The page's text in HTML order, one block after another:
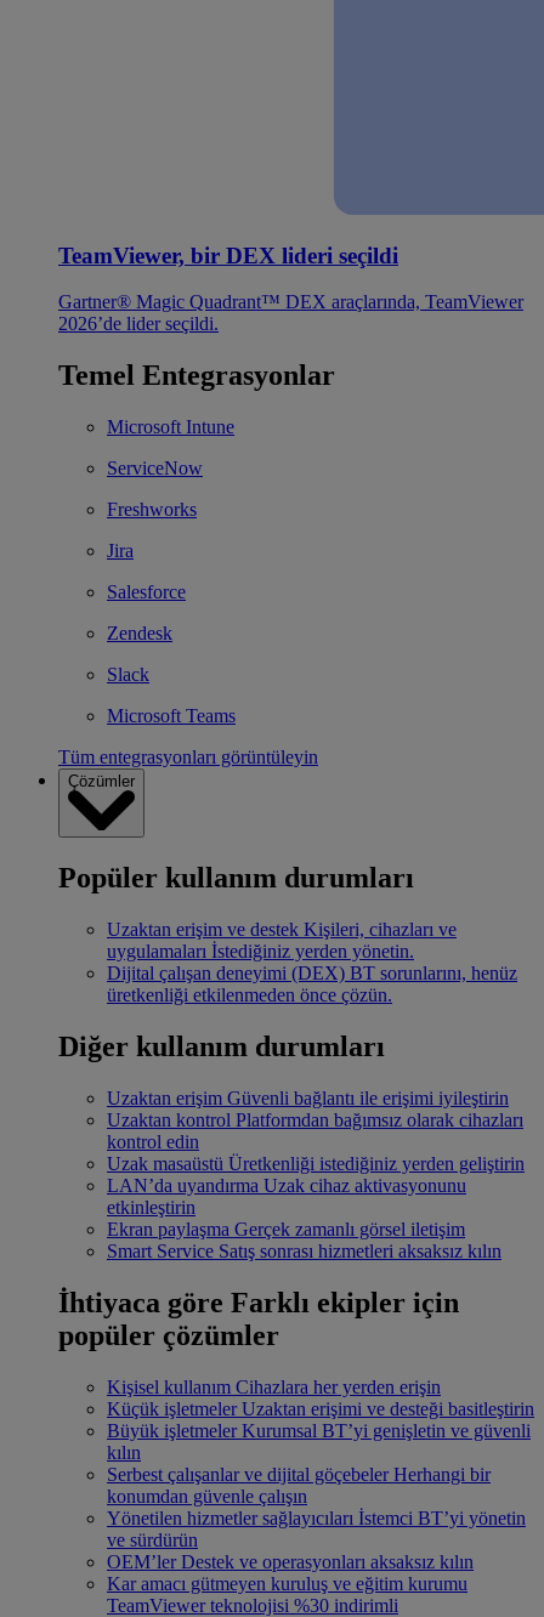
TeamViewer, bir DEX lideri seçildi
Gartner® Magic Quadrant™ DEX araçlarında, TeamViewer
2026’de lider seçildi.
Temel Entegrasyonlar
Microsoft Intune
ServiceNow
Freshworks
Jira
Salesforce
Zendesk
Slack
Microsoft Teams
Tüm entegrasyonları görüntüleyin
Çözümler
Popüler kullanım durumları
Uzaktan erişim ve destek Kişileri, cihazları ve
uygulamaları İstediğiniz yerden yönetin.
Dijital çalışan deneyimi (DEX) BT sorunlarını, henüz
üretkenliği etkilenmeden önce çözün.
Diğer kullanım durumları
Uzaktan erişim Güvenli bağlantı ile erişimi iyileştirin
Uzaktan kontrol Platformdan bağımsız olarak cihazları
kontrol edin
Uzak masaüstü Üretkenliği istediğiniz yerden geliştirin
LAN’da uyandırma Uzak cihaz aktivasyonunu
etkinleştirin
Ekran paylaşma Gerçek zamanlı görsel iletişim
Smart Service Satış sonrası hizmetleri aksaksız kılın
İhtiyaca göre Farklı ekipler için
popüler çözümler
Kişisel kullanım Cihazlara her yerden erişin
Küçük işletmeler Uzaktan erişimi ve desteği basitleştirin
Büyük işletmeler Kurumsal BT’yi genişletin ve güvenli
kılın
Serbest çalışanlar ve dijital göçebeler Herhangi bir
konumdan güvenle çalışın
Yönetilen hizmetler sağlayıcıları İstemci BT’yi yönetin
ve sürdürün
OEM’ler Destek ve operasyonları aksaksız kılın
Kar amacı gütmeyen kuruluş ve eğitim kurumu
TeamViewer teknolojisi %30 indirimli